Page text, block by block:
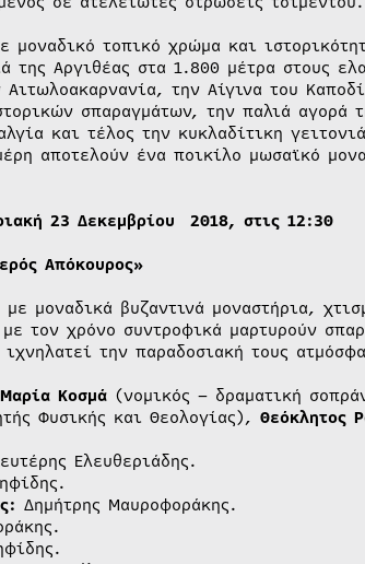
μοναδικό τοπικό χρώμα και
της Αργιθέας στα 1.800 μέτρα στους
την Αίγινα του
σπαραγμάτων, την παλιά αγορά
και τέλος την κυκλαδίτικη
αποτελούν ένα ποικίλο μωσαϊκό
23 Δεκεμβρίου 2018, στις 12:30
Απόκουρος»
με μοναδικά βυζαντινά μοναστήρια,
τον χρόνο συντροφικά μαρτυρούν
την παραδοσιακή τους
Μαρία Κοσμά(νομικός – δραματική
Φυσικής και Θεολογίας), Θεόκλητος
Ελευθεριάδης.
Δημήτρης Μαυροφοράκης.